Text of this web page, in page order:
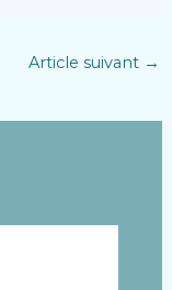
Article suivant →